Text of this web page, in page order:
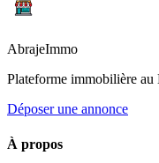
AbrajeImmo
Plateforme immobilière au
Déposer une annonce
À propos